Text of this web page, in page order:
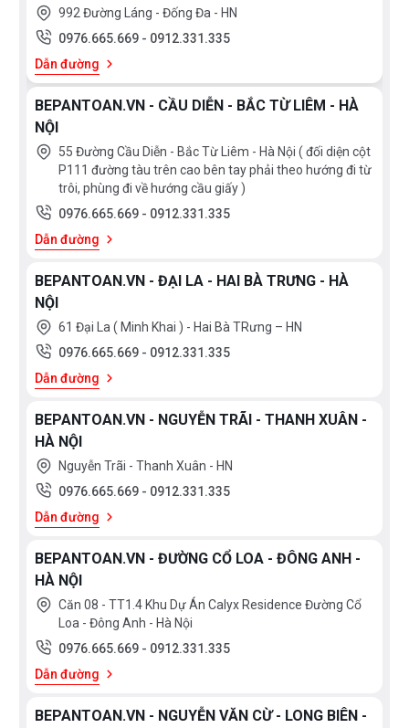
992 Đường Láng - Đống Đa - HN
0976.665.669 - 0912.331.335
Dẫn đường
BEPANTOAN.VN - CẦU DIỄN - BẮC TỪ LIÊM - HÀ
NỘI
55 Đường Cầu Diễn - Bắc Từ Liêm - Hà Nội ( đối diện cột
P111 đường tàu trên cao bên tay phải theo hướng đi từ
trôi, phùng đi về hướng cầu giấy )
0976.665.669 - 0912.331.335
Dẫn đường
BEPANTOAN.VN - ĐẠI LA - HAI BÀ TRƯNG - HÀ
NỘI
61 Đại La ( Minh Khai ) - Hai Bà TRưng – HN
0976.665.669 - 0912.331.335
Dẫn đường
BEPANTOAN.VN - NGUYỄN TRÃI - THANH XUÂN -
HÀ NỘI
Nguyễn Trãi - Thanh Xuân - HN
0976.665.669 - 0912.331.335
Dẫn đường
BEPANTOAN.VN - ĐƯỜNG CỔ LOA - ĐÔNG ANH -
HÀ NỘI
Căn 08 - TT1.4 Khu Dự Án Calyx Residence Đường Cổ
Loa - Đông Anh - Hà Nội
0976.665.669 - 0912.331.335
Dẫn đường
BEPANTOAN.VN - NGUYỄN VĂN CỪ - LONG BIÊN -